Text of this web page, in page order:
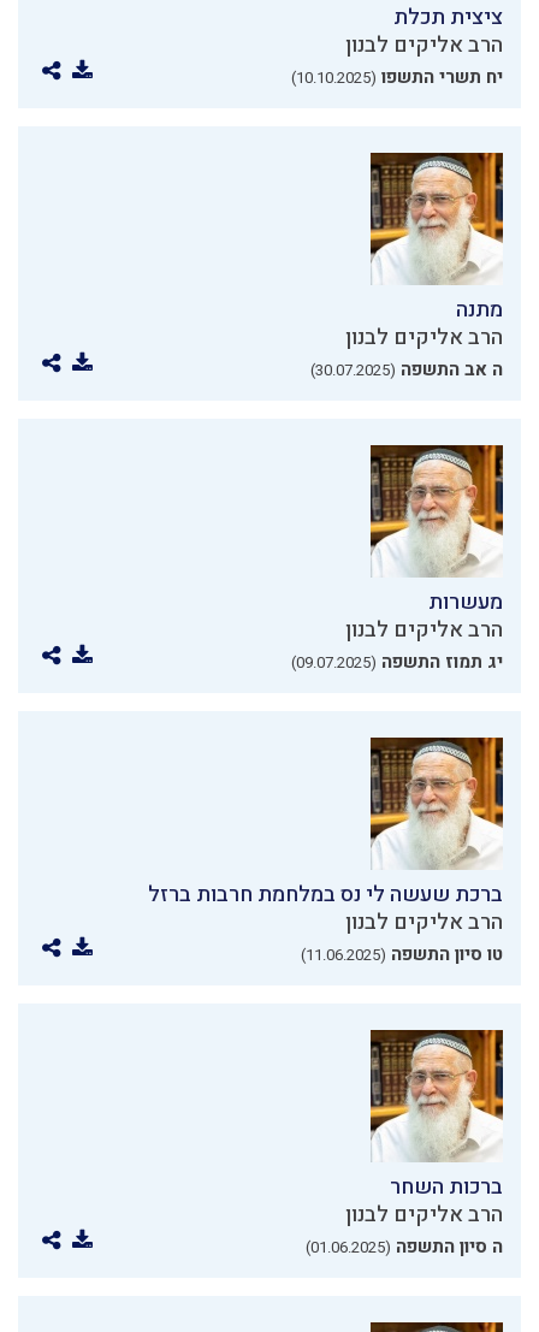
ציצית תכלת
הרב אליקים לבנון
יח תשרי התשפו (10.10.2025)
מתנה
הרב אליקים לבנון
ה אב התשפה (30.07.2025)
מעשרות
הרב אליקים לבנון
יג תמוז התשפה (09.07.2025)
ברכת שעשה לי נס במלחמת חרבות ברזל
הרב אליקים לבנון
טו סיון התשפה (11.06.2025)
ברכות השחר
הרב אליקים לבנון
ה סיון התשפה (01.06.2025)